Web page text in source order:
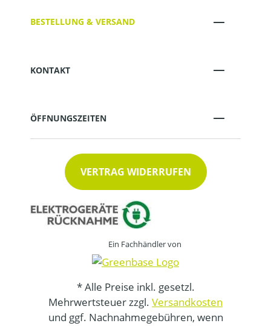
BESTELLUNG & VERSAND
KONTAKT
ÖFFNUNGSZEITEN
VERTRAG WIDERRUFEN
Ein Fachhändler von
* Alle Preise inkl. gesetzl.
Mehrwertsteuer zzgl. Versandkosten
und ggf. Nachnahmegebühren, wenn